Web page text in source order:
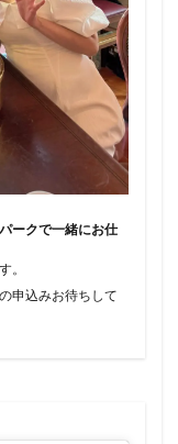
ークで一緒にお仕
。
申込みお待ちして